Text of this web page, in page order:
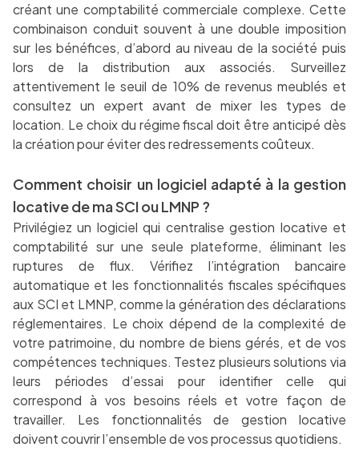
créant une comptabilité commerciale complexe. Cette
combinaison conduit souvent à une double imposition
sur les bénéfices, d’abord au niveau de la société puis
lors de la distribution aux associés. Surveillez
attentivement le seuil de 10% de revenus meublés et
consultez un expert avant de mixer les types de
location. Le choix du régime fiscal doit être anticipé dès
la création pour éviter des redressements coûteux.
Comment choisir un logiciel adapté à la gestion
locative de ma SCI ou LMNP ?
Privilégiez un logiciel qui centralise gestion locative et
comptabilité sur une seule plateforme, éliminant les
ruptures de flux. Vérifiez l’intégration bancaire
automatique et les fonctionnalités fiscales spécifiques
aux SCI et LMNP, comme la génération des déclarations
réglementaires. Le choix dépend de la complexité de
votre patrimoine, du nombre de biens gérés, et de vos
compétences techniques. Testez plusieurs solutions via
leurs périodes d’essai pour identifier celle qui
correspond à vos besoins réels et votre façon de
travailler. Les fonctionnalités de gestion locative
doivent couvrir l’ensemble de vos processus quotidiens.